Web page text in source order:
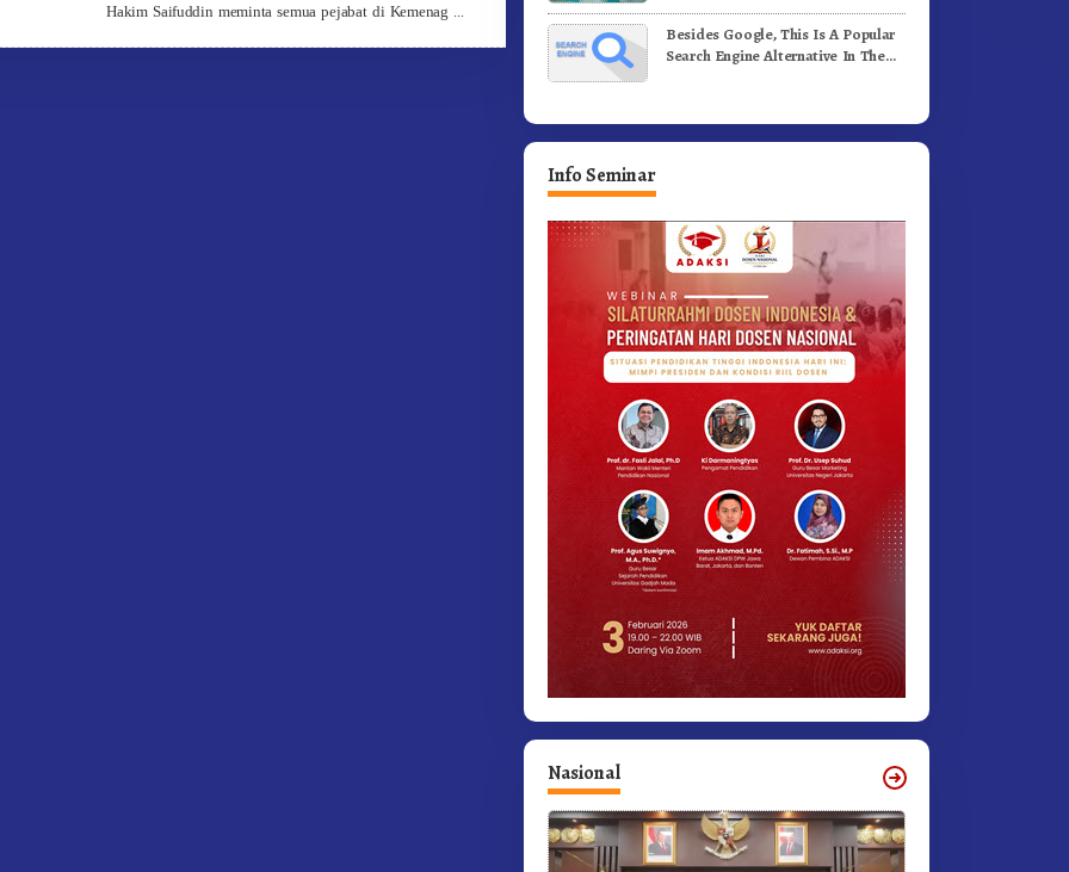
Hakim Saifuddin meminta semua pejabat di Kemenag
Vaccines
Besides Google, This Is A Popular
Search Engine Alternative In The
Info Seminar
Nasional